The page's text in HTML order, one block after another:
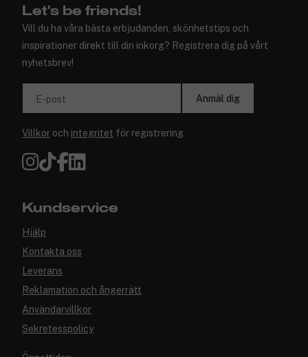
Let's be friends!
Vill du ha våra bästa erbjudanden, skönhetstips och
inspirationer direkt till din inkorg? Registrera dig på vårt
nyhetsbrev!
E-post Anmäl dig
Villkor och integritet för registrering
Kundservice
Hjälp
Kontakta oss
Leverans
Reklamation och ångerrätt
Användarvillkor
Sekretesspolicy